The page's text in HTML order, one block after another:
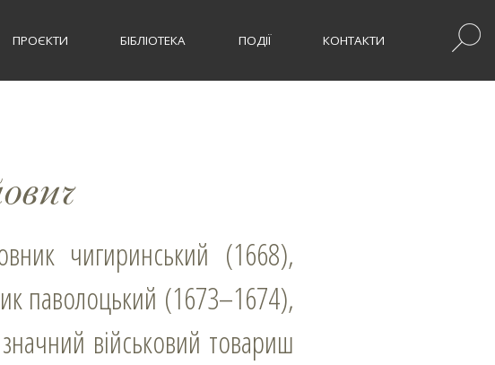
ПРОЄКТИ БІБЛІОТЕКА ПОДІЇ КОНТАКТИ
паволоцький (1673–1674),
військовий товариш